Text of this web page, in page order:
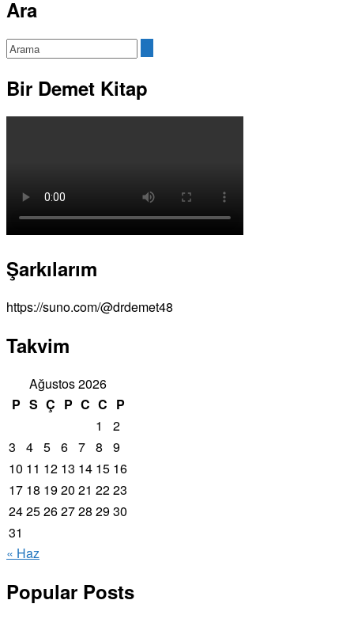
Ara
Bir Demet Kitap
Şarkılarım
https://suno.com/@drdemet48
Takvim
Ağustos 2026
P S Ç P C C P
1
2
3
4 5 6 7 8
9
10 11 12 13 14 15 16
17 18 1920 21 2223
2425262728 2930
31
« Haz
Popular Posts